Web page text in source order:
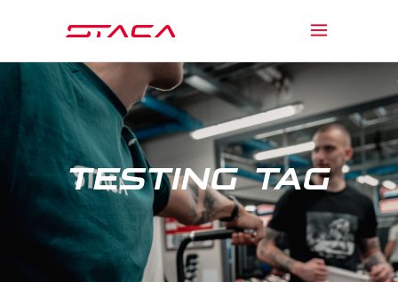
TESTING TAG